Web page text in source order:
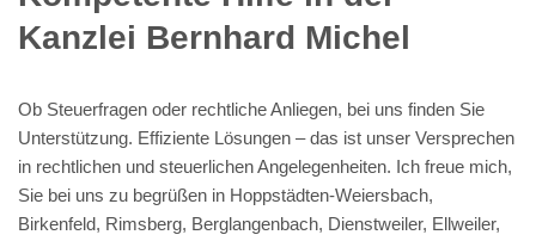
Kanzlei Bernhard Michel
Ob Steuerfragen oder rechtliche Anliegen, bei uns finden Sie
Unterstützung. Effiziente Lösungen – das ist unser Versprechen
in rechtlichen und steuerlichen Angelegenheiten. Ich freue mich,
Sie bei uns zu begrüßen in Hoppstädten-Weiersbach,
Birkenfeld, Rimsberg, Berglangenbach, Dienstweiler, Ellweiler,